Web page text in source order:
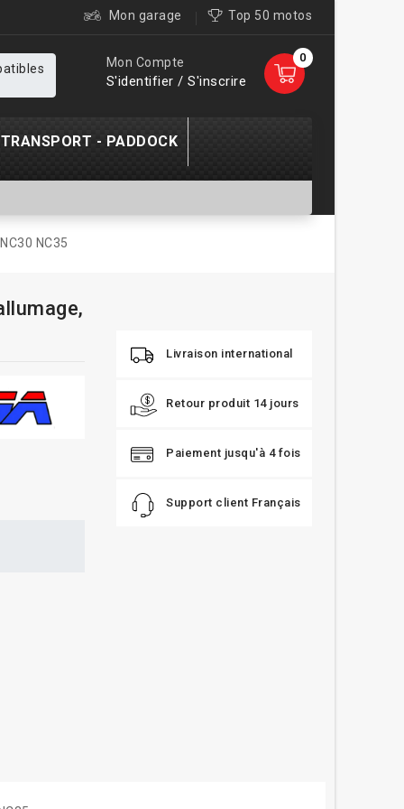
Mon garage Top 50 motos
0
Mon Compte
S'identifier / S'inscrire
TRANSPORT - PADDOCK
NC35
Livraison international
Retour produit 14 jours
Paiement jusqu'à 4 fois
Support client Français